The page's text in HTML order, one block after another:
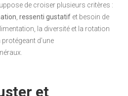
de croiser plusieurs critères :
ressenti gustatif et besoin de
la diversité et la rotation
d’une
et